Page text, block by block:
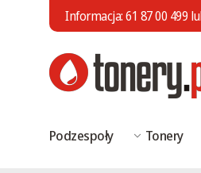
Informacja:61 87 00 499
Podzespoły Tonery